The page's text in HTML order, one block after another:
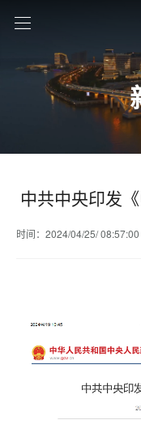
中共中央印发
时间：2024/04/25/ 08:57:00